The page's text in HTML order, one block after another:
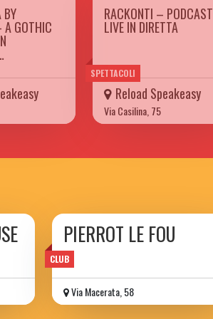
BY
GOTHIC
SPETTACOLI
RACKONTI – PODCAST
LIVE IN DIRETTA
Reload Speakeasy
Via Casilina, 75
CLUB
PIERROT LE FOU
Via Macerata, 58